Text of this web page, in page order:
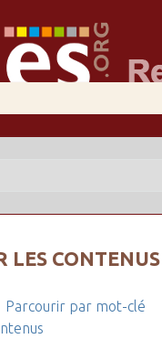
LES
Parcourir par mot-clé